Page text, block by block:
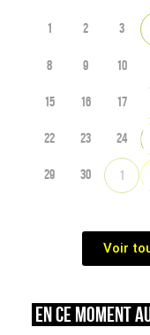
1 2 3
8 9 10
15 16 17
22 23 24
29 30 1
Voir
En ce moment